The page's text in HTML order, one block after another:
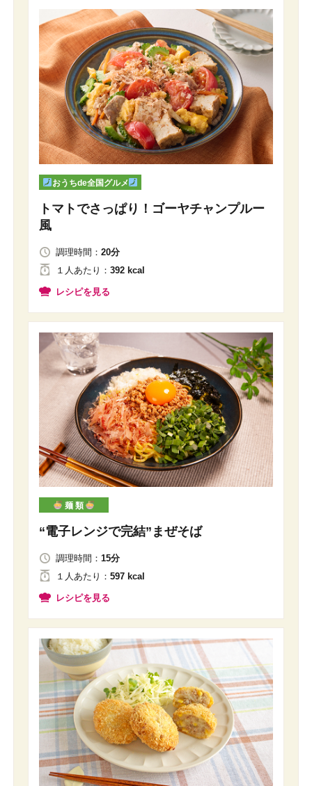
おうちde全国グルメ
トマトでさっぱり！ゴーヤチャンプルー
風
調理時間： 20分
１人 あたり ： 392 kcal
レシピを見る
麺 類
“電子レンジで完結”まぜそば
調理時間： 15分
１人あたり ： 597 kcal
レシピを見る